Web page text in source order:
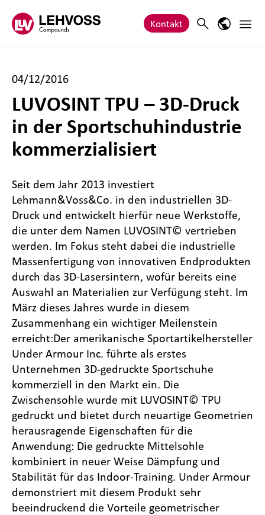
Kontakt SearchSprach-
04/12/2016
LUVOSINT TPU – 3D-Druck
in der Sportschuhindustrie
kommerzialisiert
Seit dem Jahr 2013 investiert
Lehmann&Voss&Co. in den industriellen 3D-
Druck und entwickelt hierfür neue Werkstoffe,
die unter dem Namen LUVOSINT© vertrieben
werden. Im Fokus steht dabei die industrielle
Massenfertigung von innovativen Endprodukten
durch das 3D-Lasersintern, wofür bereits eine
Auswahl an Materialien zur Verfügung steht. Im
März dieses Jahres wurde in diesem
Zusammenhang ein wichtiger Meilenstein
erreicht:Der amerikanische Sportartikelhersteller
Under Armour Inc. führte als erstes
Unternehmen 3D-gedruckte Sportschuhe
kommerziell in den Markt ein. Die
Zwischensohle wurde mit LUVOSINT© TPU
gedruckt und bietet durch neuartige Geometrien
herausragende Eigenschaften für die
Anwendung: Die gedruckte Mittelsohle
kombiniert in neuer Weise Dämpfung und
Stabilität für das Indoor-Training. Under Armour
demonstriert mit diesem Produkt sehr
beeindruckend die Vorteile geometrischer